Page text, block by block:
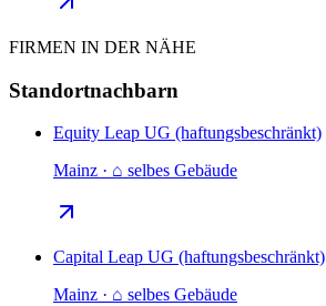
FIRMEN IN DER NÄHE
Standortnachbarn
Equity Leap UG (haftungsbeschränkt)
Mainz · ⌂ selbes Gebäude
Capital Leap UG (haftungsbeschränkt)
Mainz · ⌂ selbes Gebäude